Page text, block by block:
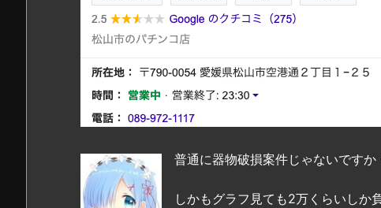
普通に器物破損案件じゃないですか
しかもグラフ見ても2万くらいしか